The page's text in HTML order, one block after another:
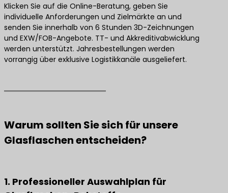
Klicken Sie auf die Online-Beratung, geben Sie
individuelle Anforderungen und Zielmärkte an und
senden Sie innerhalb von 6 Stunden 3D-Zeichnungen
und EXW/FOB-Angebote. TT- und Akkreditivabwicklung
werden unterstützt. Jahresbestellungen werden
vorrangig über exklusive Logistikkanäle ausgeliefert.
Warum sollten Sie sich für unsere
Glasflaschen entscheiden?
1. Professioneller Auswahlplan für